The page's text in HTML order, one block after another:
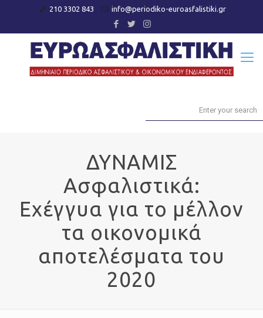
210 3302 843 info@periodiko-euroasfalistiki.gr
ΔΥΝΑΜΙΣ
Ασφαλιστικά:
Εχέγγυα για το μέλλον
τα οικονομικά
αποτελέσματα του
2020